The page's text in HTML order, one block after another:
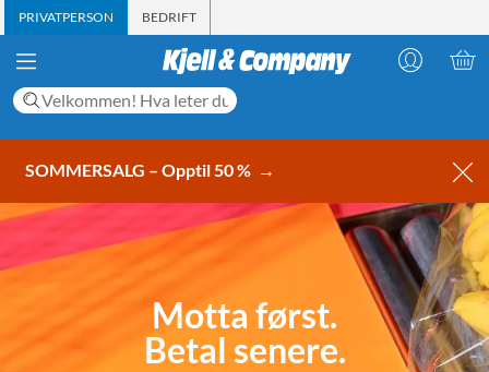
PRIVATPERSON BEDRIFT
SOMMERSALG – Opptil 50 % →
Motta først.
Betal senere.